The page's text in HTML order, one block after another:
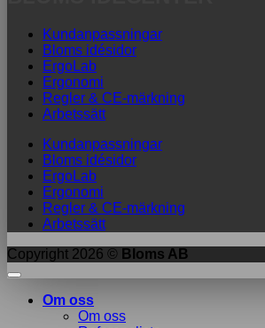
Kundanpassningar
Bloms idésidor
ErgoLab
Ergonomi
Regler & CE-märkning
Arbetssätt
Kundanpassningar
Bloms idésidor
ErgoLab
Ergonomi
Regler & CE-märkning
Arbetssätt
Copyright 2026 © Bloms AB
Om oss
Om oss